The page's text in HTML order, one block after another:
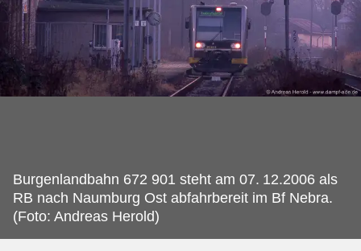
Burgenlandbahn 672 901 steht am 07. 12.2006 als
RB nach Naumburg Ost abfahrbereit im Bf Nebra.
(Foto: Andreas Herold)